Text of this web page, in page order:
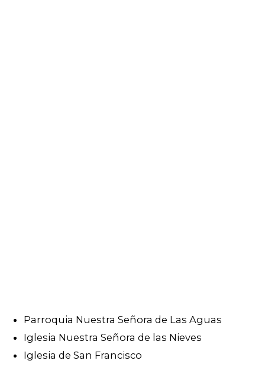
Parroquia Nuestra Señora de Las Aguas
Iglesia Nuestra Señora de las Nieves
Iglesia de San Francisco